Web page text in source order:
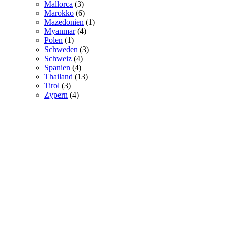
Mallorca (3)
Marokko (6)
Mazedonien (1)
Myanmar(4)
Polen (1)
Schweden (3)
Schweiz (4)
Spanien (4)
Thailand (13)
Tirol (3)
Zypern (4)